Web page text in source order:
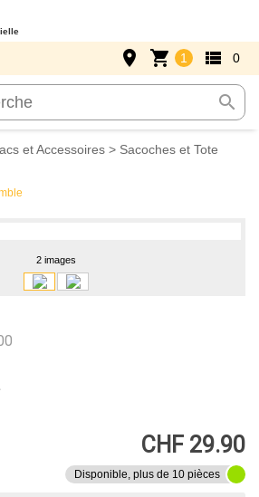
search
place shopping_cart 1 view_list 0
et Accessoires > Sacoches et Tote
2 images
CHF 29.90
Disponible, plus de 10 pièces